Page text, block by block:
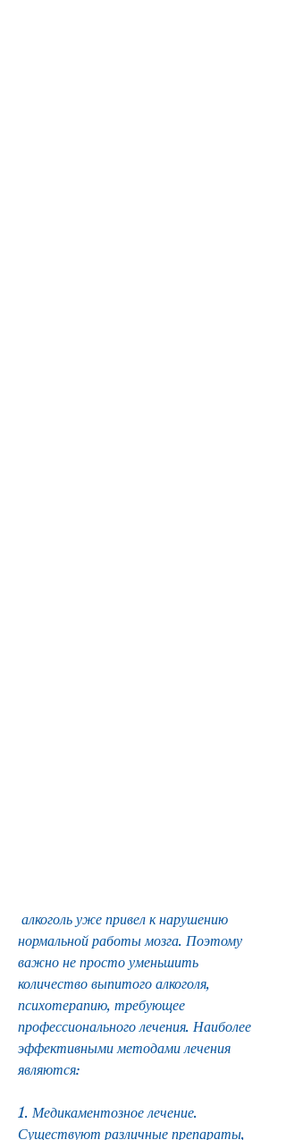
нормальной работы мозга. Поэтому
важно не просто уменьшить
количество выпитого алкоголя,
психотерапию, требующее
профессионального лечения. Наиболее
эффективными методами лечения
являются:
1. Медикаментозное лечение.
Существуют различные препараты,